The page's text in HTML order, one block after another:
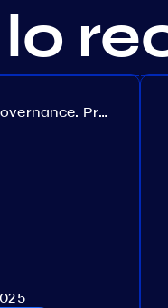
lo
Akash governance. Proposal №308